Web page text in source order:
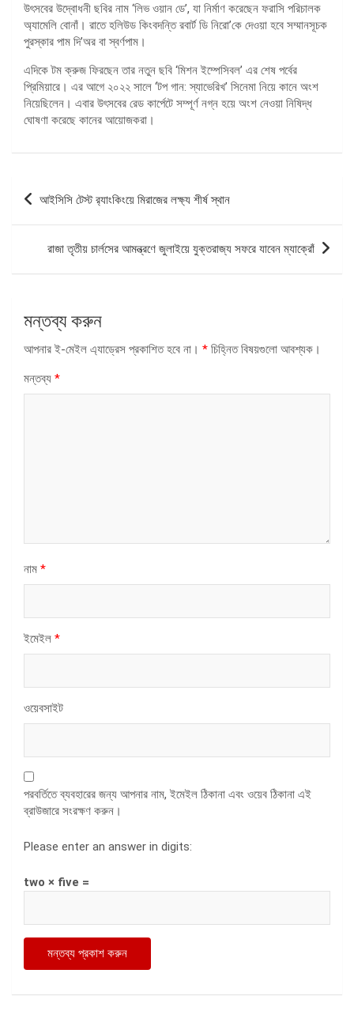
উৎসবের উদ্বোধনী ছবির নাম ‘লিভ ওয়ান ডে’, যা নির্মাণ করেছেন ফরাসি পরিচালক
অ্যামেলি বোনাঁ। রাতে হলিউড কিংবদন্তি রবার্ট ডি নিরো’কে দেওয়া হবে সম্মানসূচক
পুরস্কার পাম দি’অর বা স্বর্ণপাম।
এদিকে টম ক্রুজ ফিরছেন তার নতুন ছবি ‘মিশন ইম্পেসিবল’ এর শেষ পর্বের
প্রিমিয়ারে। এর আগে ২০২২ সালে ‘টপ গান: স্যাভেরিখ’ সিনেমা নিয়ে কানে অংশ
নিয়েছিলেন। এবার উৎসবের রেড কার্পেটে সম্পূর্ণ নগ্ন হয়ে অংশ নেওয়া নিষিদ্ধ
ঘোষণা করেছে কানের আয়োজকরা।
পোস্ট
আইসিসি টেস্ট র‌্যাংকিংয়ে মিরাজের লক্ষ্য শীর্ষ স্থান
রাজা তৃতীয় চার্লসের আমন্ত্রণে জুলাইয়ে যুক্তরাজ্য সফরে যাবেন ম্যাক্রোঁ
মন্তব্য করুন
আপনার ই-মেইল এ্যাড্রেস প্রকাশিত হবে না। * চিহ্নিত বিষয়গুলো আবশ্যক।
মন্তব্য *
নাম *
ইমেইল *
ওয়েবসাইট
পরবর্তিতে ব্যবহারের জন্য আপনার নাম, ইমেইল ঠিকানা এবং ওয়েব ঠিকানা এই
ব্রাউজারে সংরক্ষণ করুন।
Please enter an answer in digits:
two × five =